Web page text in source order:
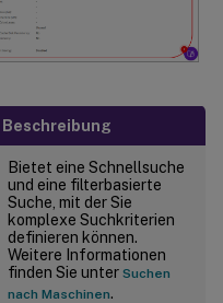
Beschreibung
Bietet eine Schnellsuche
und eine filterbasierte
Suche, mit der Sie
komplexe Suchkriterien
definieren können.
Weitere Informationen
finden Sie unter Suchen
nach Maschinen.